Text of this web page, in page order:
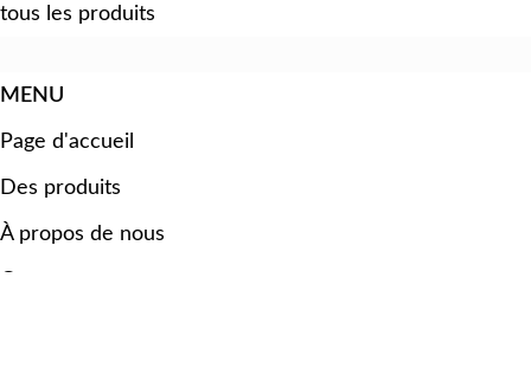
tous les produits
MENU
Page d'accueil
Des produits
À propos de nous
Contact